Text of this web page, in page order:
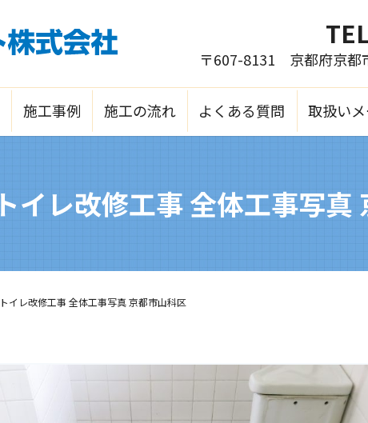
施工事例 施工の流れ よくある質問 取扱い
〒607-8131 京都府京都
トイレ改修工事 全体工事写真
トイレ改修工事 全体工事写真 京都市山科区